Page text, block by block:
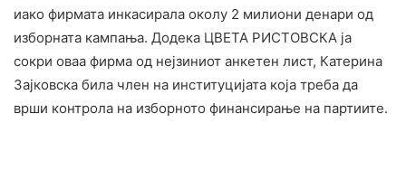
иако фирмата инкасирала околу 2 милиони денари од
изборната кампања. Додека ЦВЕТА РИСТОВСКА ја
сокри оваа фирма од нејзиниот анкетен лист, Катерина
Зајковска била член на институцијата која треба да
врши контрола на изборното финансирање на партиите.